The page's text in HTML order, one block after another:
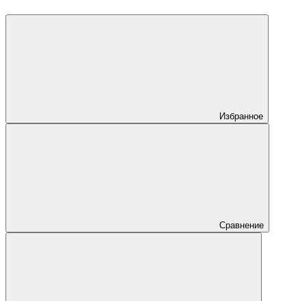
Избранное
Сравнение